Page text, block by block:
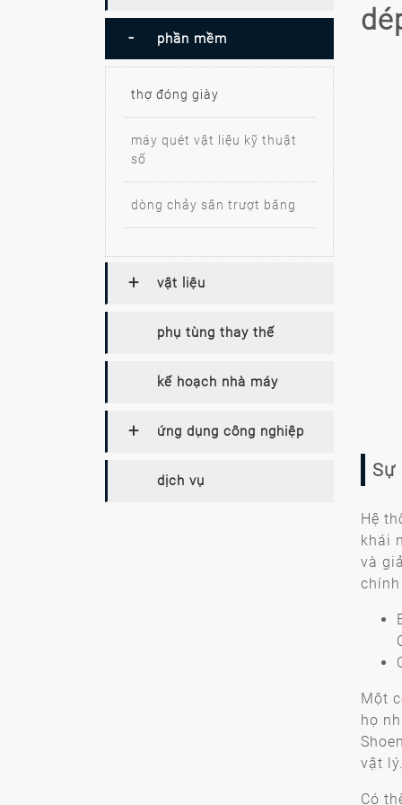
phần mềm
thợ đóng giày
máy quét vật liệu kỹ thuật
số
dòng chảy sân trượt băng
vật liệu
phụ tùng thay thế
kế hoạch nhà máy
ứng dụng công nghiệp
dịch vụ Sự
Hệ
khái
và
Một
họ
vật
Có